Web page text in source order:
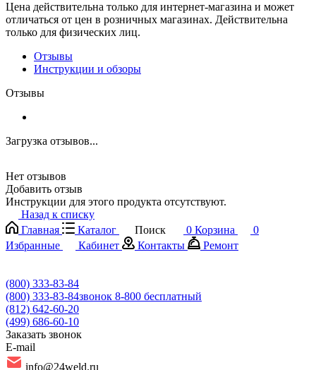
Цена действительна только для интернет-магазина и может
отличаться от цен в розничных магазинах. Действительна
только для физических лиц.
Отзывы
Инструкции и обзоры
Отзывы
Загрузка отзывов...
Нет отзывов
Добавить отзыв
Инструкции для этого продукта отсутствуют.
Назад к списку
Главная
Каталог Поиск 0 Корзина
0
Избранные
Кабинет Контакты Ремонт
(800) 333-83-84
(800) 333-83-84звонок 8-800 бесплатный
(812) 642-60-20
(499) 686-60-10
Заказать звонок
E-mail
info@24weld.ru